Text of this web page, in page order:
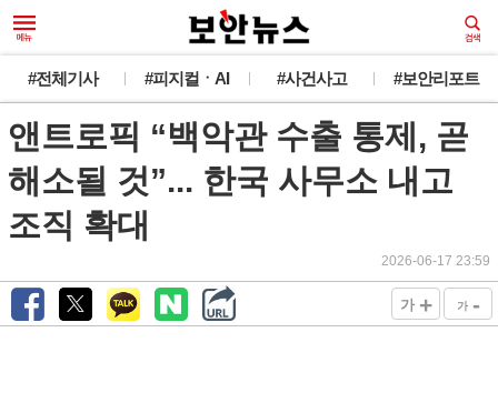
#전체기사 #피지컬ㆍAI #사건사고 #보안리포트
앤트로픽 “백악관 수출 통제, 곧
해소될 것”... 한국 사무소 내고
조직 확대
2026-06-17 23:59
가 + 가 -